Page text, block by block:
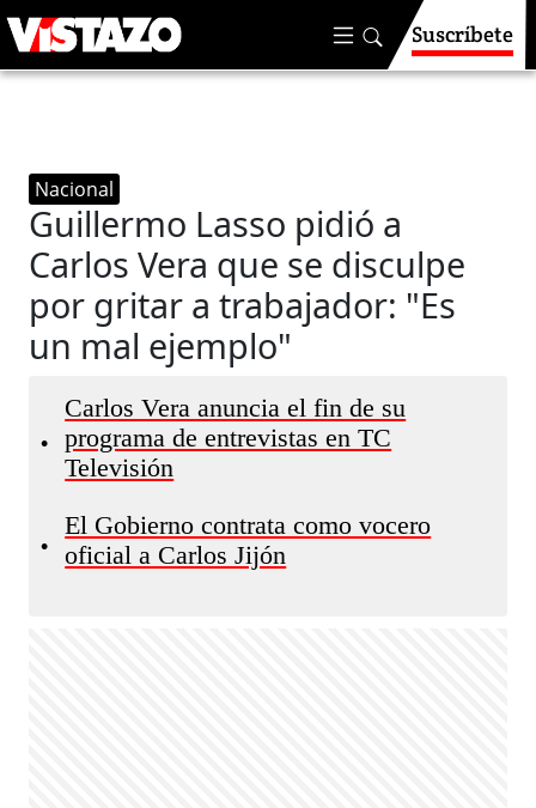
Suscríbete
Nacional
Guillermo Lasso pidió a
Carlos Vera que se disculpe
por gritar a trabajador: "Es
un mal ejemplo"
•
Carlos Vera anuncia el fin de su
programa de entrevistas en TC
Televisión
•
El Gobierno contrata como vocero
oficial a Carlos Jijón